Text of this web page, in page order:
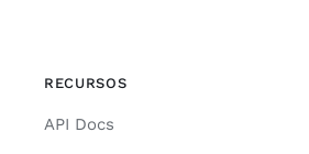
RECURSOS
API Docs